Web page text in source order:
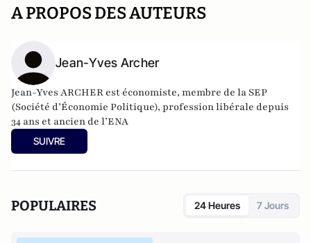
A PROPOS DES AUTEURS
Jean-Yves Archer
Jean-Yves ARCHER est économiste, membre de la SEP
(Société d’Économie Politique), profession libérale depuis
34 ans et ancien de l’ENA
SUIVRE
POPULAIRES 24 Heures 7 Jours